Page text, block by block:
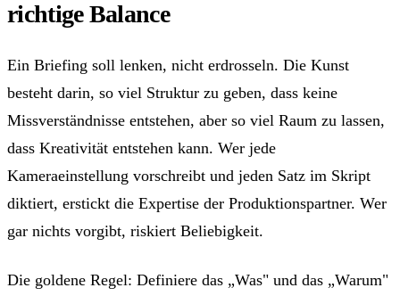
richtige Balance
Ein Briefing soll lenken, nicht erdrosseln. Die Kunst
besteht darin, so viel Struktur zu geben, dass keine
Missverständnisse entstehen, aber so viel Raum zu lassen,
dass Kreativität entstehen kann. Wer jede
Kameraeinstellung vorschreibt und jeden Satz im Skript
diktiert, erstickt die Expertise der Produktionspartner. Wer
gar nichts vorgibt, riskiert Beliebigkeit.
Die goldene Regel: Definiere das „Was" und das „Warum"